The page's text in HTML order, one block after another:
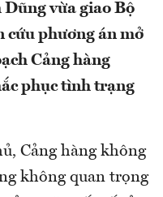
vừa giao Bộ
cứu phương án mở
Cảng hàng
phục tình trạng
Cảng hàng không
không quan trọng